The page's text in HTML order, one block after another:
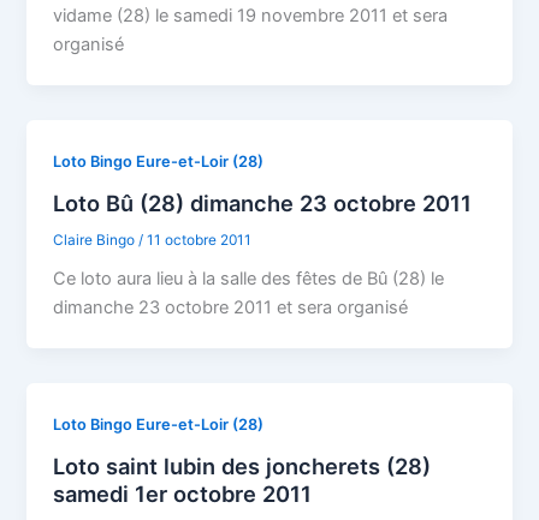
vidame (28) le samedi 19 novembre 2011 et sera
organisé
Loto Bingo Eure-et-Loir (28)
Loto Bû (28) dimanche 23 octobre 2011
Claire Bingo /11 octobre 2011
Ce loto aura lieu à la salle des fêtes de Bû (28) le
dimanche 23 octobre 2011 et sera organisé
Loto Bingo Eure-et-Loir (28)
Loto saint lubin des joncherets (28)
samedi 1er octobre 2011